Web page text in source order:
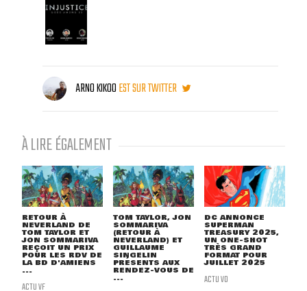
ARNO KIKOOEST SUR TWITTER
À LIRE ÉGALEMENT
RETOUR À
NEVERLAND DE
TOM TAYLOR ET
JON SOMMARIVA
REÇOIT UN PRIX
POUR LES RDV DE
LA BD D'AMIENS
...
ACTU VF
TOM TAYLOR, JON
SOMMARIVA
(RETOUR À
NEVERLAND) ET
GUILLAUME
SINGELIN
PRÉSENTS AUX
RENDEZ-VOUS DE
...
DC ANNONCE
SUPERMAN
TREASURY 2025,
UN ONE-SHOT
TRÈS GRAND
FORMAT POUR
JUILLET 2025
ACTU VO